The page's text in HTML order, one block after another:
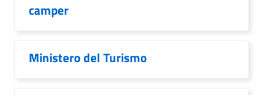
camper
Ministero del Turismo